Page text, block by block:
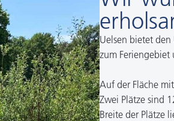
Uelsen bietet
zum Feriengebiet
Auf der Fläche
Zwei Plätze sind
Breite der Plätze